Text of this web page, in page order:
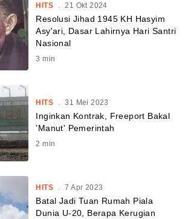
HITS . 21 Okt 2024
Resolusi Jihad 1945 KH Hasyim
Asy'ari, Dasar Lahirnya Hari Santri
Nasional
3 min
HITS . 31 Mei 2023
Inginkan Kontrak, Freeport Bakal
'Manut' Pemerintah
2 min
HITS . 7 Apr 2023
Batal Jadi Tuan Rumah Piala
Dunia U-20, Berapa Kerugian